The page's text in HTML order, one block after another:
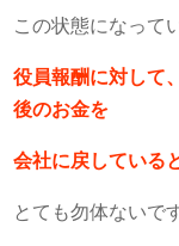
この状態になって
役員報酬に対して
後のお金を
会社に戻している
とても勿体ないで